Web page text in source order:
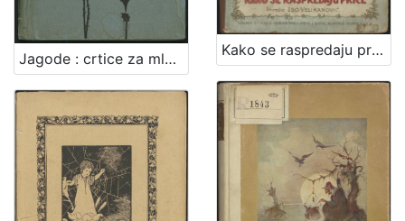
Jagode : crtice za mladež / napisao Davorin Trstenjak
Kako se raspredaju priče / [od Friede Schanz] ; priredio Iso Velikanović